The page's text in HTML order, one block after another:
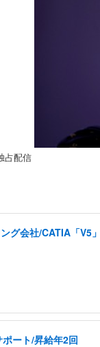
占配信
グ会社/CATIA「V5
ート/昇給年2回